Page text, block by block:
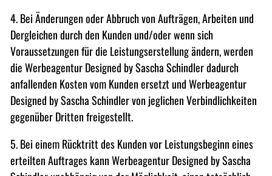
4. Bei Änderungen oder Abbruch von Aufträgen, Arbeiten und
Dergleichen durch den Kunden und/oder wenn sich
Voraussetzungen für die Leistungserstellung ändern, werden
die Werbeagentur Designed by Sascha Schindler dadurch
anfallenden Kosten vom Kunden ersetzt und Werbeagentur
Designed by Sascha Schindler von jeglichen Verbindlichkeiten
gegenüber Dritten freigestellt.
5. Bei einem Rücktritt des Kunden vor Leistungsbeginn eines
erteilten Auftrages kann Werbeagentur Designed by Sascha